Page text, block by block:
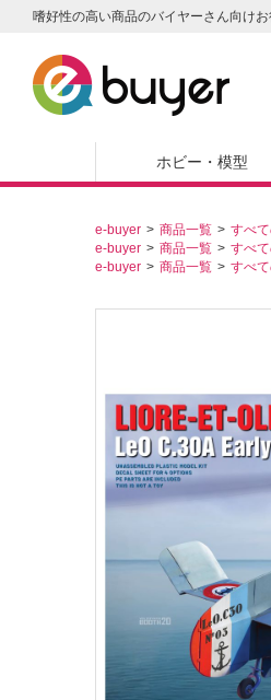
嗜好性の高い商品のバイヤーさん向けお
ホビー・模型
e-buyer 商品一覧 すべ
e-buyer
商品一覧 すべ
e-buyer
商品一覧 すべ